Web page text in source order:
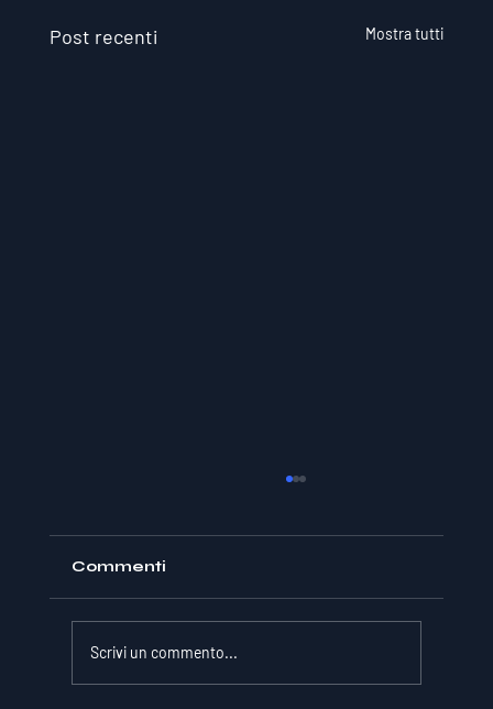
Post recenti Mostra tutti
Commenti
Scrivi un commento...